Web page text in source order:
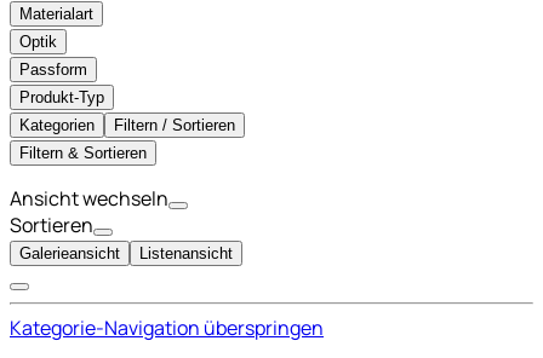
Materialart
Optik
Passform
Produkt-Typ
Kategorien
Filtern / Sortieren
Filtern & Sortieren
Ansicht wechseln
Sortieren
Galerieansicht Listenansicht
Kategorie-Navigation überspringen